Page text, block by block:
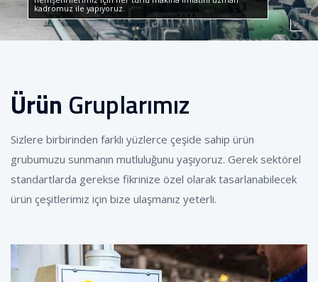
kadromuz ile yapıyoruz.
Ürün Gruplarımız
Sizlere birbirinden farklı yüzlerce çeşide sahip ürün
grubumuzu sunmanın mutluluğunu yaşıyoruz. Gerek sektörel
standartlarda gerekse fikrinize özel olarak tasarlanabilecek
ürün çeşitlerimiz için bize ulaşmanız yeterli.